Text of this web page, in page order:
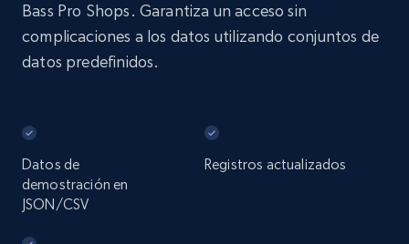
Bass Pro Shops. Garantiza un acceso sin
complicaciones a los datos utilizando conjuntos de
datos predefinidos.
Datos de
demostración en
JSON/CSV
Registros actualizados